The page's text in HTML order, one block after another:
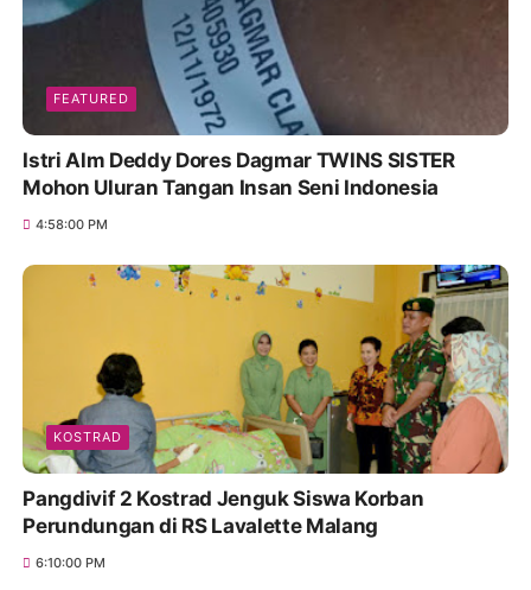
FEATURED
Istri Alm Deddy Dores Dagmar TWINS SISTER
Mohon Uluran Tangan Insan Seni Indonesia
4:58:00 PM
KOSTRAD
Pangdivif 2 Kostrad Jenguk Siswa Korban
Perundungan di RS Lavalette Malang
6:10:00 PM